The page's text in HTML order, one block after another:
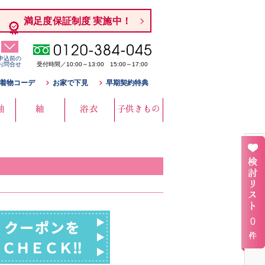
満足度保証制度 実施中！
込前の
問合せ
受付時間／10:00～13:00 15:00～17:00
物コーデ お家で下見 早期契約特典
紬 浴衣 子供きもの
0